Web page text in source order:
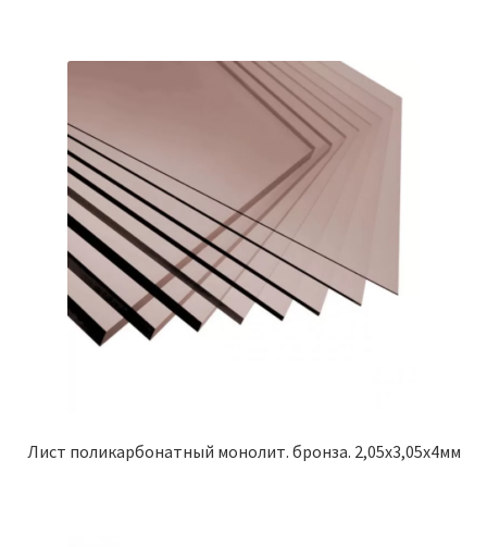
Лист поликарбонатный монолит. бронза. 2,05х3,05х4мм